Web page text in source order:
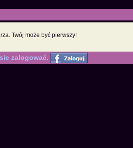
Twój może być pierwszy!
zalogować.